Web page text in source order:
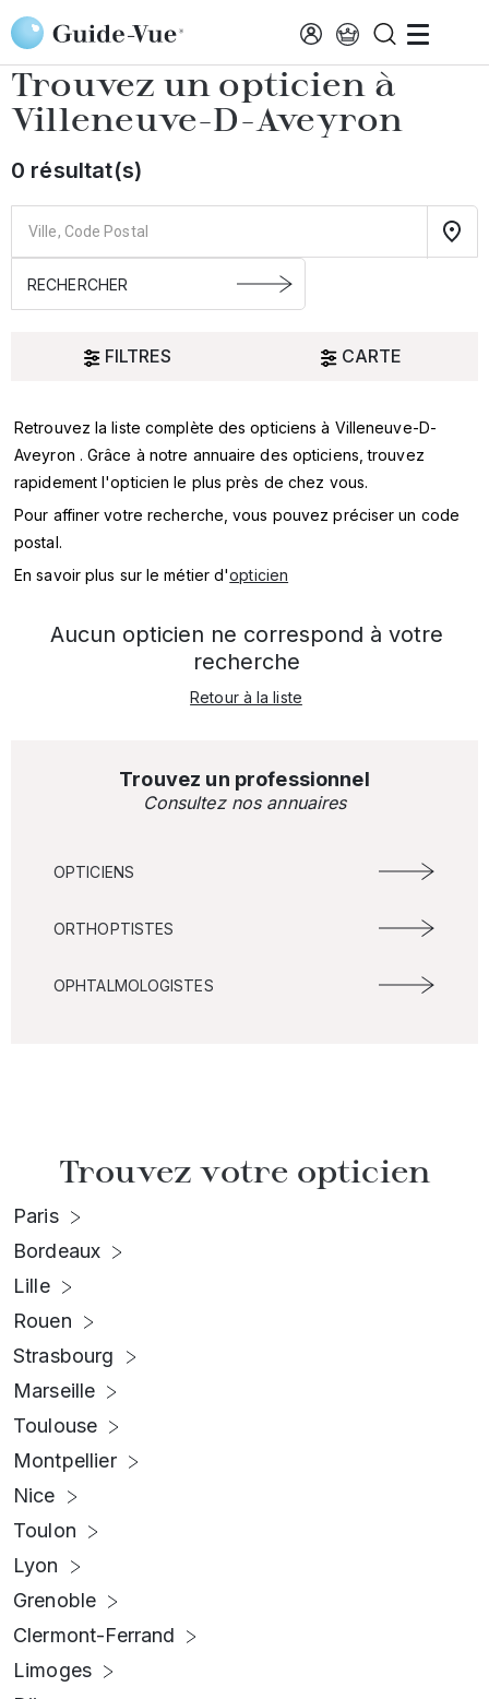
Aller au contenu principal
Accueil Choisir mon opticien Villeneuve-D-Aveyron
Trouvez un opticien à
Villeneuve-D-Aveyron
0 résultat(s)
FILTRES CARTE
Oui
SERVICES
MARQUES
Retrouvez la liste complète des opticiens à Villeneuve-D-
Aveyron . Grâce à notre annuaire des opticiens, trouvez
rapidement l'opticien le plus près de chez vous.
Pour affiner votre recherche, vous pouvez préciser un code
postal.
En savoir plus sur le métier d'opticien
Aucun opticien ne correspond à votre
recherche
Retour à la liste
Trouvez un professionnel
Consultez nos annuaires
OPTICIENS
ORTHOPTISTES
OPHTALMOLOGISTES
Trouvez votre opticien
Paris
Bordeaux
Lille
Rouen
Strasbourg
Marseille
Toulouse
Montpellier
Nice
Toulon
Lyon
Grenoble
Clermont-Ferrand
Limoges